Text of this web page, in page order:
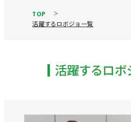
TOP
活躍するロボジョ一覧
活躍するロボ